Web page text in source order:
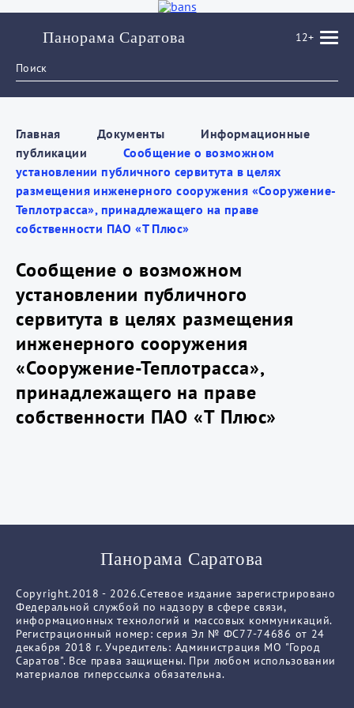
Панорама Саратова 12+
Главная Документы
Информационные
публикации
Сообщение о возможном
установлении публичного сервитута в целях
размещения инженерного сооружения «Сооружение-
Теплотрасса», принадлежащего на праве
собственности ПАО «Т Плюс»
Сообщение о возможном
установлении публичного
сервитута в целях размещения
инженерного сооружения
«Сооружение-Теплотрасса»,
принадлежащего на праве
собственности ПАО «Т Плюс»
Панорама Саратова
Copyright.2018 - 2026.Сетевое издание зарегистрировано
Федеральной службой по надзору в сфере связи,
информационных технологий и массовых коммуникаций.
Регистрационный номер: серия Эл № ФС77-74686 от 24
декабря 2018 г. Учредитель: Администрация МО "Город
Саратов". Все права защищены. При любом использовании
материалов гиперссылка обязательна.